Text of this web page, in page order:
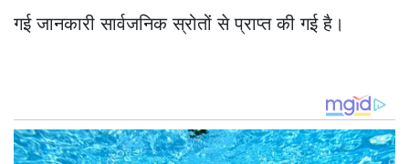
गई जानकारी सार्वजनिक स्रोतों से प्राप्त की गई है।